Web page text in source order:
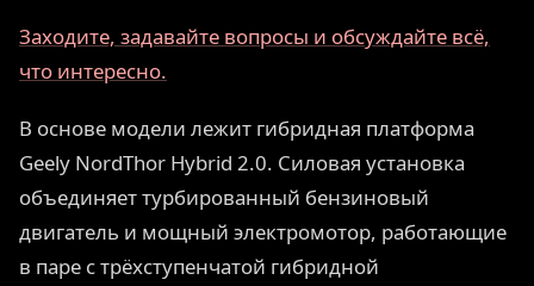
Заходите, задавайте вопросы и обсуждайте всё,
что интересно.
В основе модели лежит гибридная платформа
Geely NordThor Hybrid 2.0. Силовая установка
объединяет турбированный бензиновый
двигатель и мощный электромотор, работающие
в паре с трёхступенчатой гибридной